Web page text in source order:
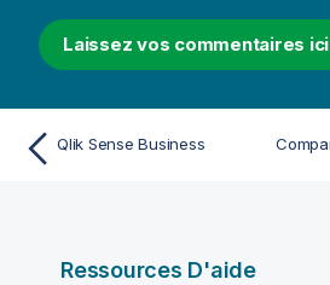
Laissez vos commentaires ici
Qlik Sense Business
Ressources D'aide